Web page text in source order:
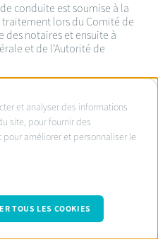
conduite est soumise à la
lors du Comité de
notaires et ensuite à
et de l’Autorité de
agréé:
et analyser des informations
site, pour fournir des
améliorer et personnaliser le
TOUS LES COOKIES